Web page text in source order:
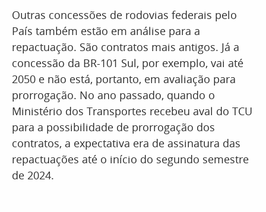
Outras concessões de rodovias federais pelo
País também estão em análise para a
repactuação. São contratos mais antigos. Já a
concessão da BR-101 Sul, por exemplo, vai até
2050 e não está, portanto, em avaliação para
prorrogação. No ano passado, quando o
Ministério dos Transportes recebeu aval do TCU
para a possibilidade de prorrogação dos
contratos, a expectativa era de assinatura das
repactuações até o início do segundo semestre
de 2024.